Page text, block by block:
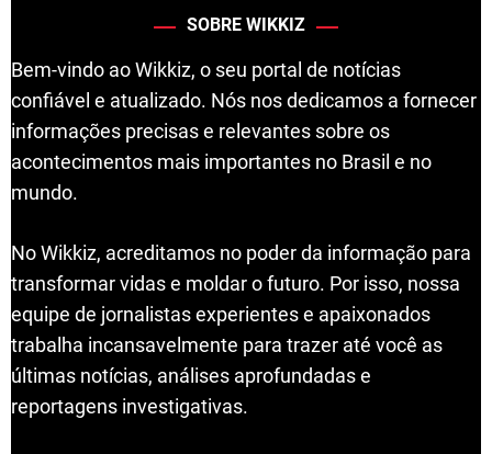
SOBRE WIKKIZ
Bem-vindo ao Wikkiz, o seu portal de notícias
confiável e atualizado. Nós nos dedicamos a fornecer
informações precisas e relevantes sobre os
acontecimentos mais importantes no Brasil e no
mundo.
No Wikkiz, acreditamos no poder da informação para
transformar vidas e moldar o futuro. Por isso, nossa
equipe de jornalistas experientes e apaixonados
trabalha incansavelmente para trazer até você as
últimas notícias, análises aprofundadas e
reportagens investigativas.